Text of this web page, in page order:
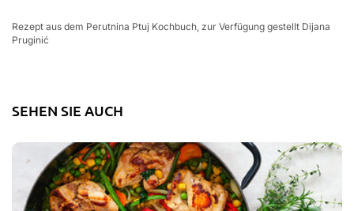
Rezept aus dem Perutnina Ptuj Kochbuch, zur Verfügung gestellt Dijana
Pruginić
SEHEN SIE AUCH